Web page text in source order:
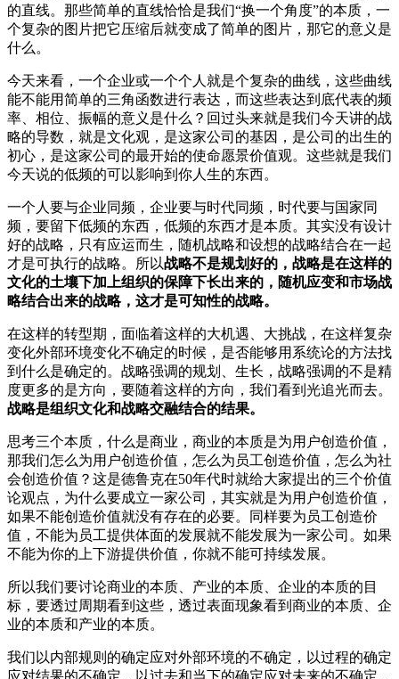
的直线。那些简单的直线恰恰是我们“换一个角度”的本质，一
个复杂的图片把它压缩后就变成了简单的图片，那它的意义是
什么。
今天来看，一个企业或一个个人就是个复杂的曲线，这些曲线
能不能用简单的三角函数进行表达，而这些表达到底代表的频
率、相位、振幅的意义是什么？回过头来就是我们今天讲的战
略的导数，就是文化观，是这家公司的基因，是公司的出生的
初心，是这家公司的最开始的使命愿景价值观。这些就是我们
今天说的低频的可以影响到你人生的东西。
一个人要与企业同频，企业要与时代同频，时代要与国家同
频，要留下低频的东西，低频的东西才是本质。其实没有设计
好的战略，只有应运而生，随机战略和设想的战略结合在一起
才是可执行的战略。所以战略不是规划好的，战略是在这样的
文化的土壤下加上组织的保障下长出来的，随机应变和市场战
略结合出来的战略，这才是可知性的战略。
在这样的转型期，面临着这样的大机遇、大挑战，在这样复杂
变化外部环境变化不确定的时候，是否能够用系统论的方法找
到什么是确定的。战略强调的规划、生长，战略强调的不是精
度更多的是方向，要随着这样的方向，我们看到光追光而去。
战略是组织文化和战略交融结合的结果。
思考三个本质，什么是商业，商业的本质是为用户创造价值，
那我们怎么为用户创造价值，怎么为员工创造价值，怎么为社
会创造价值？这是德鲁克在50年代时就给大家提出的三个价值
论观点，为什么要成立一家公司，其实就是为用户创造价值，
如果不能创造价值就没有存在的必要。同样要为员工创造价
值，不能为员工提供体面的发展就不能发展为一家公司。如果
不能为你的上下游提供价值，你就不能可持续发展。
所以我们要讨论商业的本质、产业的本质、企业的本质的目
标，要透过周期看到这些，透过表面现象看到商业的本质、企
业的本质和产业的本质。
我们以内部规则的确定应对外部环境的不确定，以过程的确定
应对结果的不确定，以过去和当下的确定应对未来的不确定，